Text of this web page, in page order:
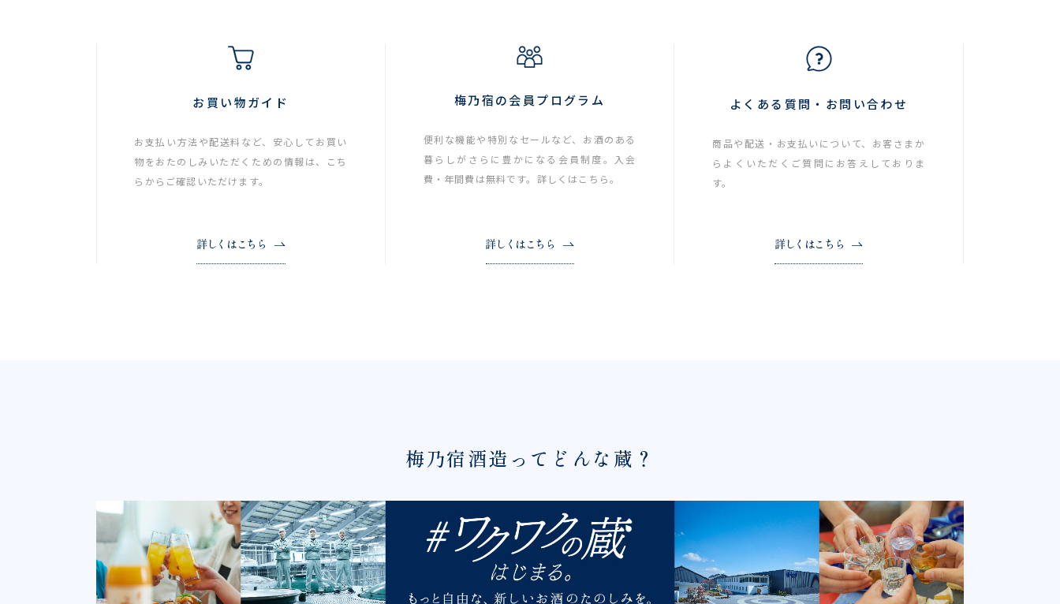
お買い物ガイド
お支払い方法や配送料など、安心してお買い
物をおたのしみいただくための情報は、こち
らからご確認いただけます。
詳しくはこちら
梅乃宿の会員プログラム
便利な機能や特別なセールなど、お酒のある
暮らしがさらに豊かになる会員制度。入会
費・年間費は無料です。詳しくはこちら。
詳しくはこちら
よくある質問・お問い合わせ
商品や配送・お支払いについて、お客さまか
らよくいただくご質問にお答えしておりま
す。
詳しくはこちら
梅乃宿酒造ってどんな蔵？